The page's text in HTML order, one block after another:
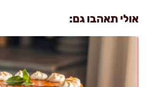
אולי תאהבו גם: